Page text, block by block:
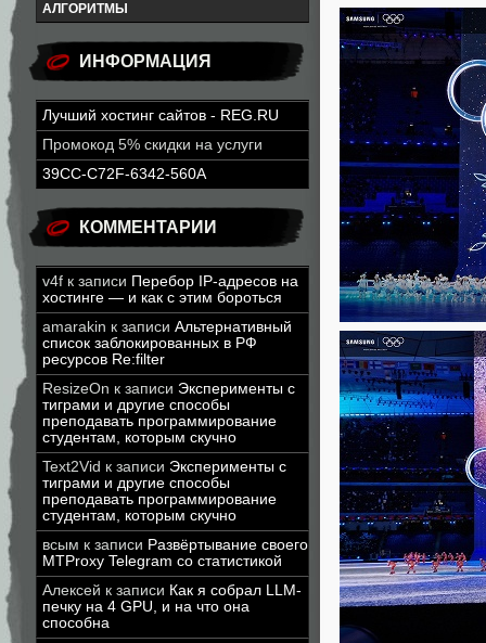
АЛГОРИТМЫ
ИНФОРМАЦИЯ
Лучший хостинг сайтов - REG.RU
Промокод 5% скидки на услуги
39CC-C72F-6342-560A
КОММЕНТАРИИ
v4f к записи Перебор IP-адресов на
хостинге — и как с этим бороться
amarakin к записи Альтернативный
список заблокированных в РФ
ресурсов Re:filter
ResizeOn к записи Эксперименты с
тиграми и другие способы
преподавать программирование
студентам, которым скучно
Text2Vid к записи Эксперименты с
тиграми и другие способы
преподавать программирование
студентам, которым скучно
всым к записи Развёртывание своего
MTProxy Telegram со статистикой
Алексей к записи Как я собрал LLM-
печку на 4 GPU, и на что она
способна